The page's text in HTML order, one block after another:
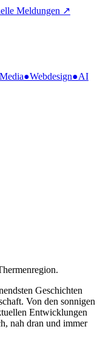
Meldungen ↗
●Webdesign●AI
Geschichten
Von den sonnigen
Entwicklungen
nah dran und immer